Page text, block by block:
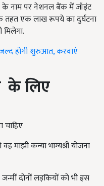
नाम पर नेशनल बैंक में जॉइंट
तहत एक लाख रूपये का दुर्घटना
होगी शुरुआत, करवाएं
के लिए
चाहिए
माझी कन्या भाग्यश्री योजना
दोनों लड़कियों को भी इस